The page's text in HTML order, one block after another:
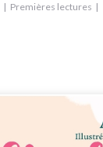
Premières lectures